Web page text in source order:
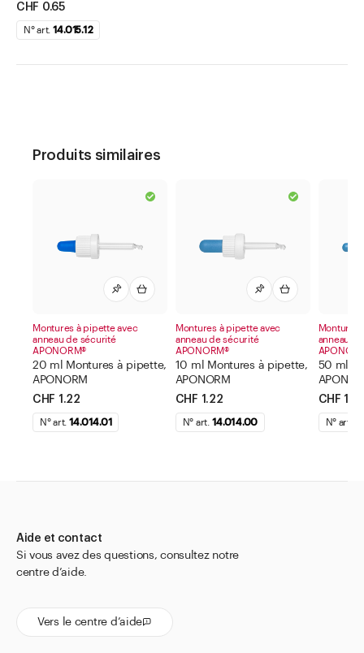
CHF 0.65
N° art. 14.015.12
Produits similaires
Montures à pipette avec
anneau de sécurité
APONORM®
20 ml Montures à pipette,
APONORM
CHF 1.22
N° art. 14.014.01
Montures à pipette avec
anneau de sécurité
APONORM®
10 ml Montures à pipette,
APONORM
CHF 1.22
N° art. 14.014.00
Montures
anneau
50 ml
CHF
N° art.
Aide et contact
Si vous avez des questions, consultez notre
centre d’aide.
Vers le centre d’aide